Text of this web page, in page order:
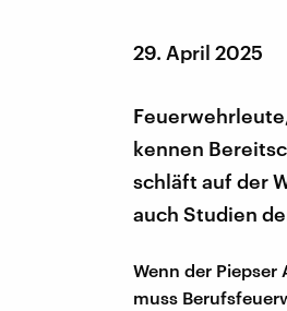
29. April 2025
kennen
schläft auf der
auch Studien
Wenn der
muss